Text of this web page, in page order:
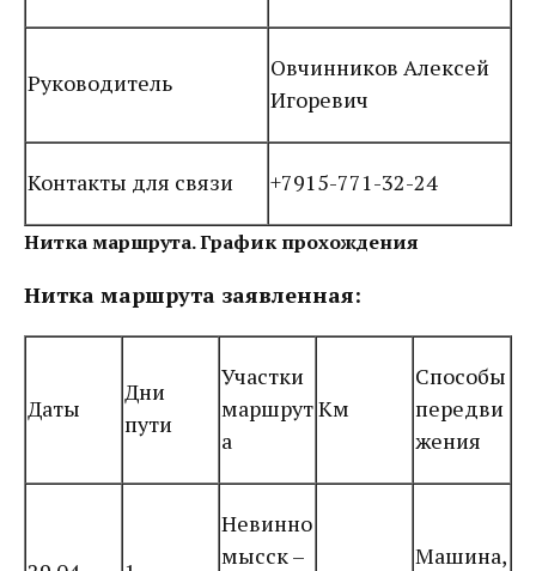
Руководитель
Овчинников Алексей
Игоревич
Контакты для связи +7915-771-32-24
Нитка маршрута. График прохождения
Нитка маршрута заявленная:
Даты
Дни
пути
Участки
маршрут
а
Км
Способы
передви
жения
Невинно
мысск –
Машина,